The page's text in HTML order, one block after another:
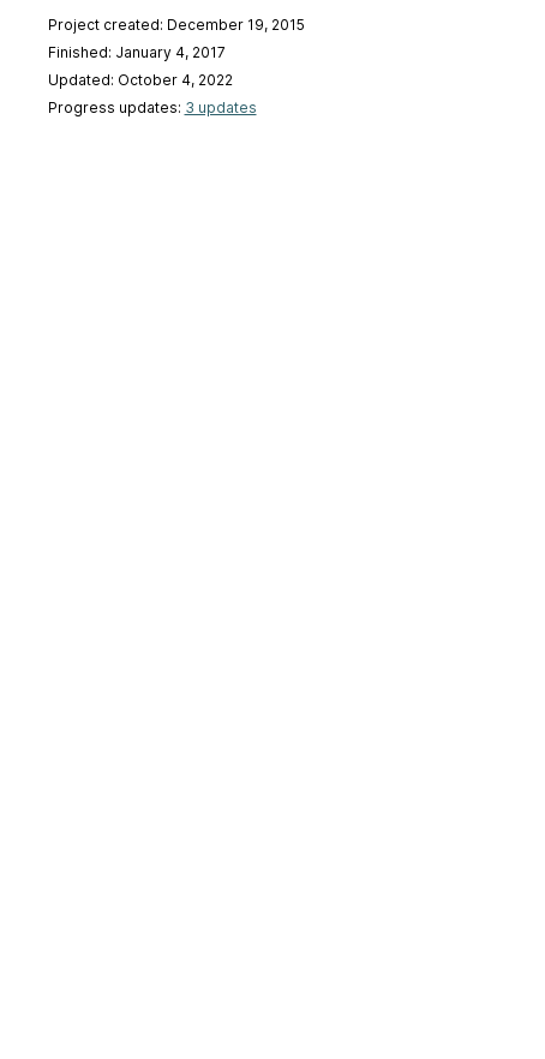
Project created: December 19, 2015
Finished: January 4, 2017
Updated: October 4, 2022
Progress updates: 3 updates